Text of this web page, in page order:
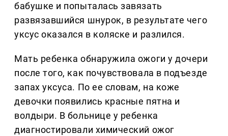
бабушке и попыталась завязать
развязавшийся шнурок, в результате чего
уксус оказался в коляске и разлился.
Мать ребенка обнаружила ожоги у дочери
после того, как почувствовала в подъезде
запах уксуса. По ее словам, на коже
девочки появились красные пятна и
волдыри. В больнице у ребенка
диагностировали химический ожог